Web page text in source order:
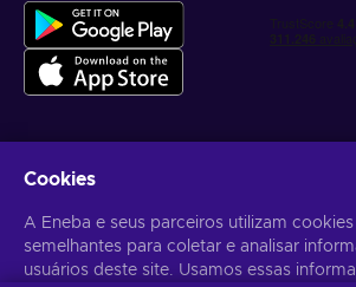
Receba ofertas personalizadas de jogos
Você pode cancelar sua inscrição a qualquer
Cookies
A Eneba e seus parceiros utilizam
semelhantes para coletar e analisar
usuários deste site. Usamos essas